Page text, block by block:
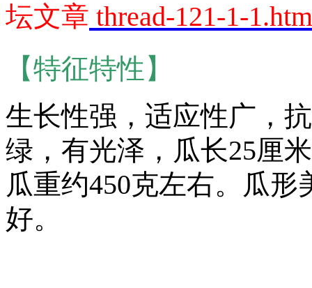
坛文章 thread-121-1-
【特征特性】
生长性强，适应性广，
绿，有光泽，瓜长25厘
瓜重约450克左右。瓜
好。